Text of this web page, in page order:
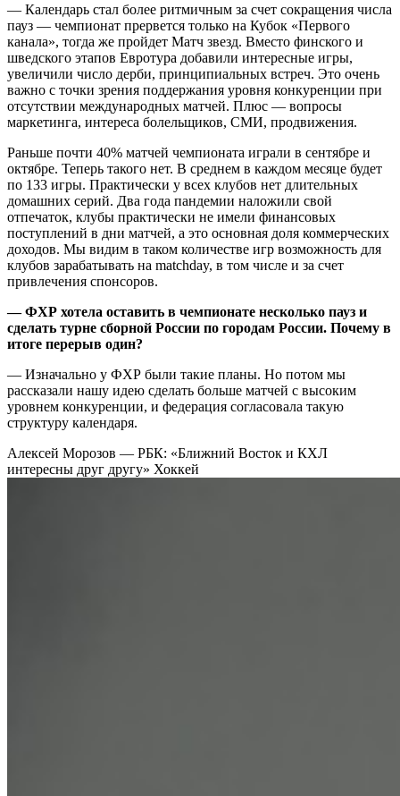
— Календарь стал более ритмичным за счет сокращения числа
пауз — чемпионат прервется только на Кубок «Первого
канала», тогда же пройдет Матч звезд. Вместо финского и
шведского этапов Евротура добавили интересные игры,
увеличили число дерби, принципиальных встреч. Это очень
важно с точки зрения поддержания уровня конкуренции при
отсутствии международных матчей. Плюс — вопросы
маркетинга, интереса болельщиков, СМИ, продвижения.
Раньше почти 40% матчей чемпионата играли в сентябре и
октябре. Теперь такого нет. В среднем в каждом месяце будет
по 133 игры. Практически у всех клубов нет длительных
домашних серий. Два года пандемии наложили свой
отпечаток, клубы практически не имели финансовых
поступлений в дни матчей, а это основная доля коммерческих
доходов. Мы видим в таком количестве игр возможность для
клубов зарабатывать на matchday, в том числе и за счет
привлечения спонсоров.
— ФХР хотела оставить в чемпионате несколько пауз и
сделать турне сборной России по городам России. Почему в
итоге перерыв один?
— Изначально у ФХР были такие планы. Но потом мы
рассказали нашу идею сделать больше матчей с высоким
уровнем конкуренции, и федерация согласовала такую
структуру календаря.
Алексей Морозов — РБК: «Ближний Восток и КХЛ
интересны друг другу» Хоккей